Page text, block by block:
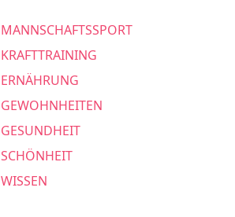
MANNSCHAFTSSPORT
KRAFTTRAINING
ERNÄHRUNG
GEWOHNHEITEN
GESUNDHEIT
SCHÖNHEIT
WISSEN